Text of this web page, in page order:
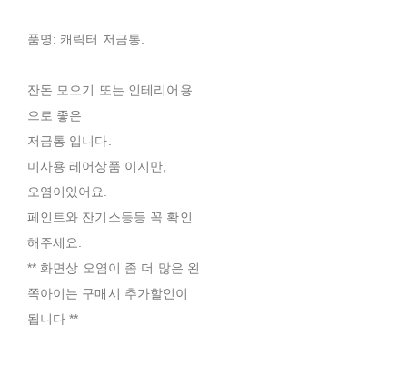
품명: 캐릭터 저금통.
잔돈 모으기 또는 인테리어용
으로 좋은
저금통 입니다.
미사용 레어상품 이지만,
오염이있어요.
페인트와 잔기스등등 꼭 확인
해주세요.
** 화면상 오염이 좀 더 많은 왼
쪽아이는 구매시 추가할인이
됩니다 **